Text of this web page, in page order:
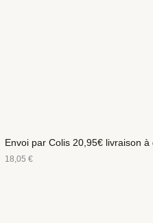
Envoi par Colis 20,95€ livraison
18,05€